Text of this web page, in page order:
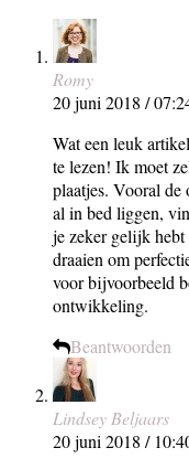
Romy
20 juni 2018 /
Wat een leuk
te lezen! Ik moet
plaatjes. Vooral de
al in bed liggen,
je zeker gelijk
draaien om
voor bijvoorbeeld
ontwikkeling.
Beantwoorden
Lindsey Beljaars
20 juni 2018 /